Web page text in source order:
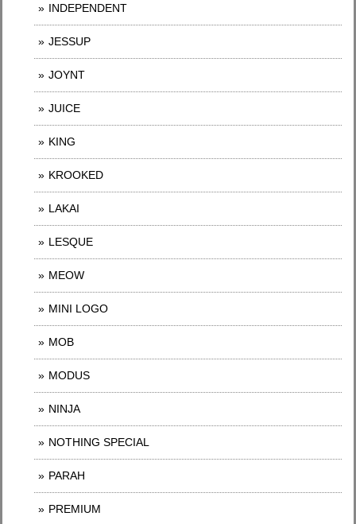
INDEPENDENT
JESSUP
JOYNT
JUICE
KING
KROOKED
LAKAI
LESQUE
MEOW
MINI LOGO
MOB
MODUS
NINJA
NOTHING SPECIAL
PARAH
PREMIUM